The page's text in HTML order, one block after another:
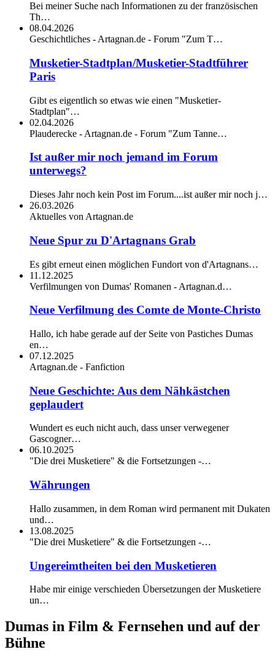
Bei meiner Suche nach Informationen zu der französischen
Th…
08.04.2026
Geschichtliches - Artagnan.de - Forum "Zum T…
Musketier-Stadtplan/Musketier-Stadtführer
Paris
Gibt es eigentlich so etwas wie einen "Musketier-
Stadtplan"…
02.04.2026
Plauderecke - Artagnan.de - Forum "Zum Tanne…
Ist außer mir noch jemand im Forum
unterwegs?
Dieses Jahr noch kein Post im Forum....ist außer mir noch j…
26.03.2026
Aktuelles von Artagnan.de
Neue Spur zu D'Artagnans Grab
Es gibt erneut einen möglichen Fundort von d'Artagnans…
11.12.2025
Verfilmungen von Dumas' Romanen - Artagnan.d…
Neue Verfilmung des Comte de Monte-Christo
Hallo, ich habe gerade auf der Seite von Pastiches Dumas
en…
07.12.2025
Artagnan.de - Fanfiction
Neue Geschichte: Aus dem Nähkästchen
geplaudert
Wundert es euch nicht auch, dass unser verwegener
Gascogner…
06.10.2025
"Die drei Musketiere" & die Fortsetzungen -…
Währungen
Hallo zusammen, in dem Roman wird permanent mit Dukaten
und…
13.08.2025
"Die drei Musketiere" & die Fortsetzungen -…
Ungereimtheiten bei den Musketieren
Habe mir einige verschieden Übersetzungen der Musketiere
un…
Dumas in Film & Fernsehen und auf der
Bühne